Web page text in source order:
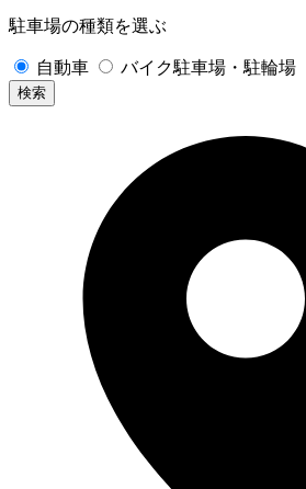
駐車場の種類を選ぶ
自動車 バイク駐車場・駐輪場
検索